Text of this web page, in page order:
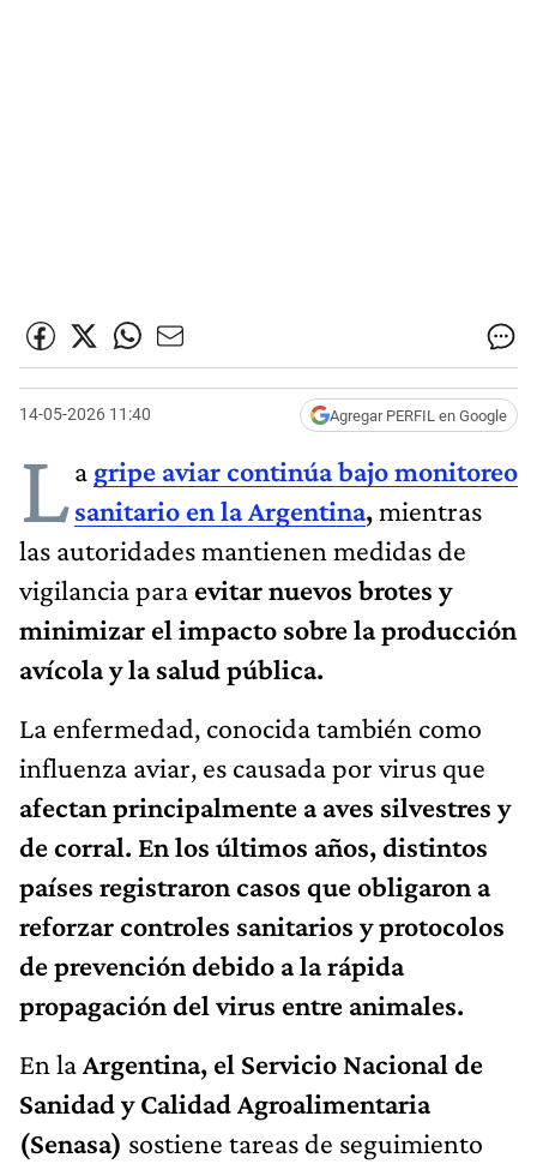
14-05-2026 11:40 Agregar PERFIL en Google
La gripe aviar continúa bajo monitoreo
sanitario en la Argentina,mientras
las autoridades mantienen medidas de
vigilancia para evitar nuevos brotes y
minimizar el impacto sobre la producción
avícola y la salud pública.
La enfermedad, conocida también como
influenza aviar, es causada por virus que
afectan principalmente a aves silvestres y
de corral. En los últimos años, distintos
países registraron casos que obligaron a
reforzar controles sanitarios y protocolos
de prevención debido a la rápida
propagación del virus entre animales.
En laArgentina, el Servicio Nacional de
Sanidad y Calidad Agroalimentaria
(Senasa) sostiene tareas de seguimiento